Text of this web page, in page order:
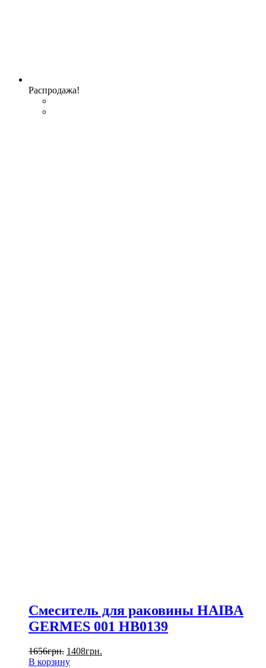
Распродажа!
Смеситель для раковины HAIBA
GERMES 001 HB0139
1656грн. 1408грн.
В корзину